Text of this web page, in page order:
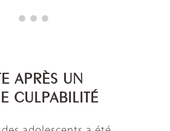
APRÈS UN
CULPABILITÉ